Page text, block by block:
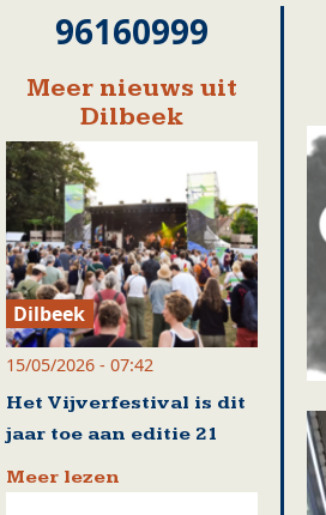
96160999
Meer nieuws uit
Dilbeek
Dilbeek
15/05/2026 - 07:42
Het Vijverfestival is dit
jaar toe aan editie 21
Meer lezen